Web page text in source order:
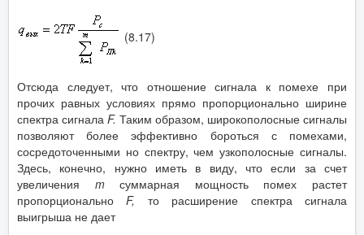
(8.17)
Отсюда следует, что отношение сигнала к помехе при
прочих равных условиях прямо пропорционально ширине
спектра сигнала F. Таким образом, широкополосные сигналы
позволяют более эффективно бороться с помехами,
сосредоточенными но спектру, чем узкополосные сигналы.
Здесь, конечно, нужно иметь в виду, что если за счет
увеличения mсуммарная мощность помех растет
пропорциональноF, то расширение спектра сигнала
выигрыша не дает